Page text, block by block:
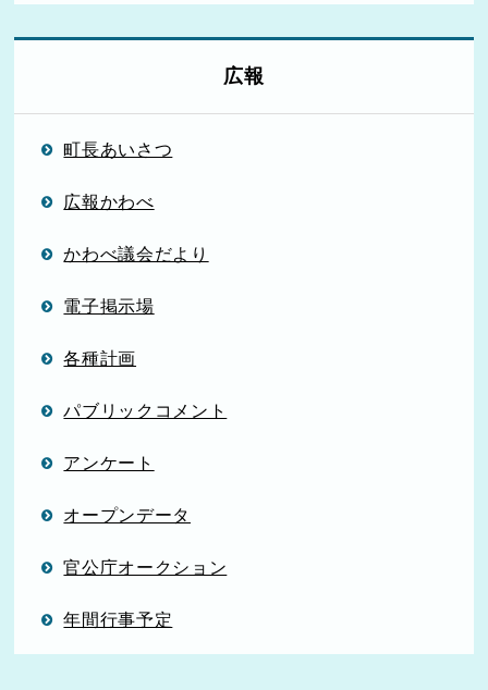
広報
町長あいさつ
広報かわべ
かわべ議会だより
電子掲示場
各種計画
パブリックコメント
アンケート
オープンデータ
官公庁オークション
年間行事予定